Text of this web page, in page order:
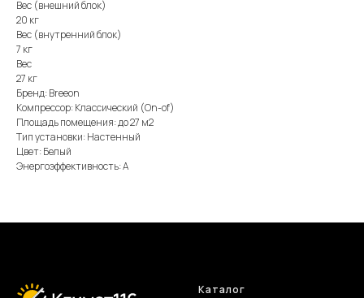
Вес (внешний блок)
20 кг
Вес (внутренний блок)
7 кг
Вес
27 кг
Бренд: Breeon
Компрессор: Классический (On-of)
Площадь помещения: до 27 м2
Тип установки: Настенный
Цвет: Белый
Энергоэффективность: А
Каталог